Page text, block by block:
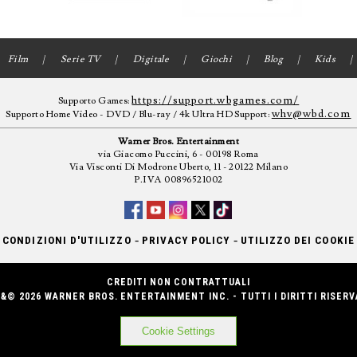
Film Serie TV Digitale Giochi Blog Kids
Supporto Games:https://support.wbgames.com/
Supporto Home Video - DVD / Blu-ray / 4k Ultra HD Support:whv@wbd.com
Warner Bros. Entertainment
via Giacomo Puccini, 6 - 00198 Roma
Via Visconti Di Modrone Uberto, 11 - 20122 Milano
P.IVA 00896521002
CONDIZIONI D'UTILIZZO - PRIVACY POLICY - UTILIZZO DEI COOKIE
CREDITI NON CONTRATTUALI
2026 WARNER BROS. ENTERTAINMENT INC. - TUTTI I DIRITTI
Cookie Settings